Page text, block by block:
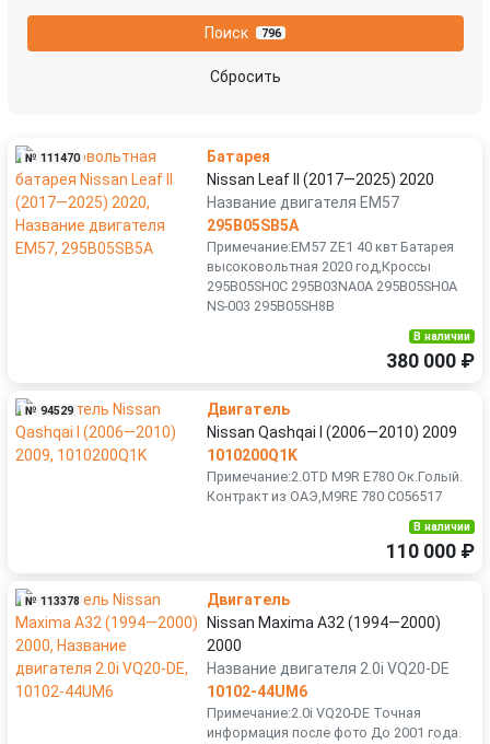
Поиск 796
Сбросить
№ 111470
Батарея
Nissan Leaf II (2017—2025) 2020
Название двигателя EM57
295B05SB5A
Примечание:EM57 ZE1 40 квт Бaтаpея
высоковoльтная 2020 год,Кроссы
295B05SН0C 295B03NA0A 295B05SН0A
NS-003 295B05SH8B
В наличии
380 000 ₽
№ 94529
Двигатель
Nissan Qashqai I (2006—2010) 2009
1010200Q1K
Примечание:2.0TD M9R E780 Ок.Голый.
Контракт из ОАЭ,M9RE 780 C056517
В наличии
110 000 ₽
№ 113378
Двигатель
Nissan Maxima A32 (1994—2000)
2000
Название двигателя 2.0i VQ20-DE
10102-44UM6
Примечание:2.0i VQ20-DE Точная
информация после фото До 2001 года.